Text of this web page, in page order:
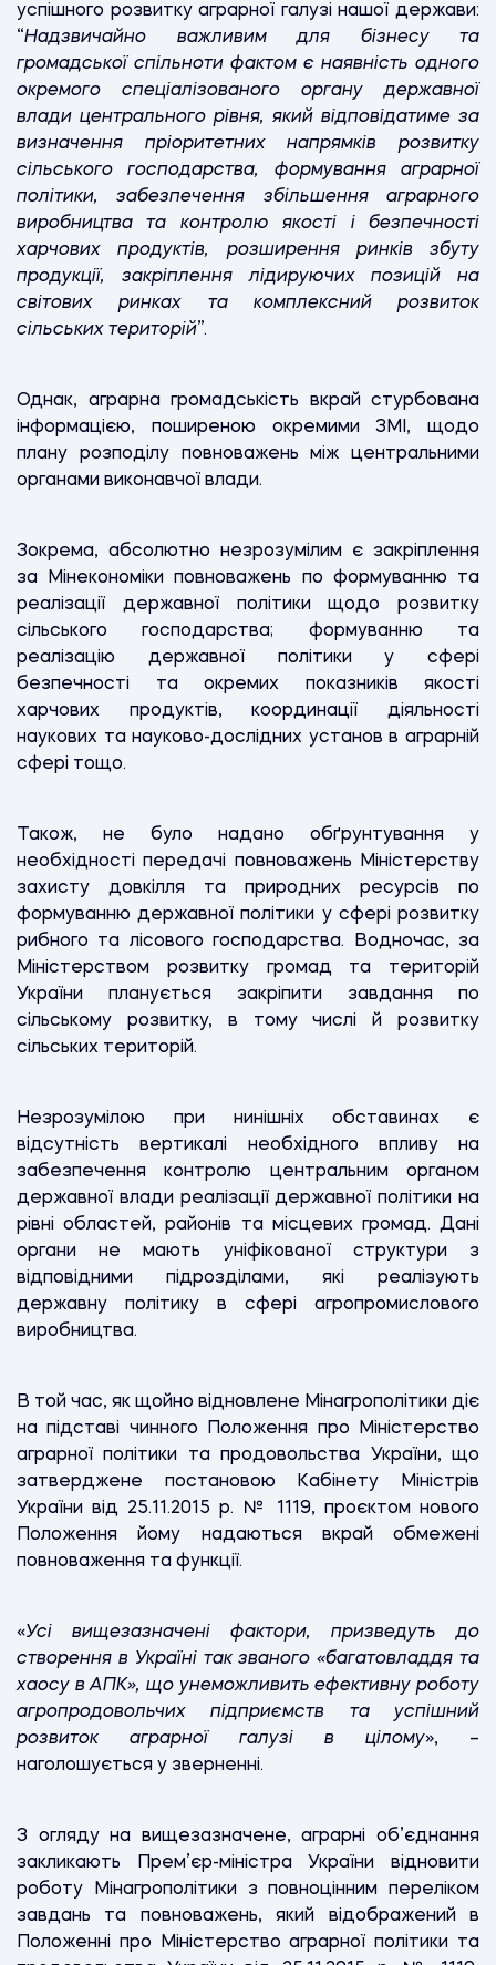
успішного розвитку аграрної галузі нашої держави:
“Надзвичайно важливим для бізнесу та
громадської спільноти фактом є наявність одного
окремого спеціалізованого органу державної
влади центрального рівня, який відповідатиме за
визначення пріоритетних напрямків розвитку
сільського господарства, формування аграрної
політики, забезпечення збільшення аграрного
виробництва та контролю якості і безпечності
харчових продуктів, розширення ринків збуту
продукції, закріплення лідируючих позицій на
світових ринках та комплексний розвиток
сільських територій”.
Однак, аграрна громадськість вкрай стурбована
інформацією, поширеною окремими ЗМІ, щодо
плану розподілу повноважень між центральними
органами виконавчої влади.
Зокрема, абсолютно незрозумілим є закріплення
за Мінекономіки повноважень по формуванню та
реалізації державної політики щодо розвитку
сільського господарства; формуванню та
реалізацію державної політики у сфері
безпечності та окремих показників якості
харчових продуктів, координації діяльності
наукових та науково-дослідних установ в аграрній
сфері тощо.
Також, не було надано обґрунтування у
необхідності передачі повноважень Міністерству
захисту довкілля та природних ресурсів по
формуванню державної політики у сфері розвитку
рибного та лісового господарства. Водночас, за
Міністерством розвитку громад та територій
України планується закріпити завдання по
сільському розвитку, в тому числі й розвитку
сільських територій.
Незрозумілою при нинішніх обставинах є
відсутність вертикалі необхідного впливу на
забезпечення контролю центральним органом
державної влади реалізації державної політики на
рівні областей, районів та місцевих громад. Дані
органи не мають уніфікованої структури з
відповідними підрозділами, які реалізують
державну політику в сфері агропромислового
виробництва.
В той час, як щойно відновлене Мінагрополітики діє
на підставі чинного Положення про Міністерство
аграрної політики та продовольства України, що
затверджене постановою Кабінету Міністрів
України від 25.11.2015 р. № 1119, проєктом нового
Положення йому надаються вкрай обмежені
повноваження та функції.
«Усі вищезазначені фактори, призведуть до
створення в Україні так званого «багатовладдя та
хаосу в АПК», що унеможливить ефективну роботу
агропродовольчих підприємств та успішний
розвиток аграрної галузі в цілому», –
наголошується у зверненні.
З огляду на вищезазначене, аграрні об’єднання
закликають Прем’єр-міністра України відновити
роботу Мінагрополітики з повноцінним переліком
завдань та повноважень, який відображений в
Положенні про Міністерство аграрної політики та